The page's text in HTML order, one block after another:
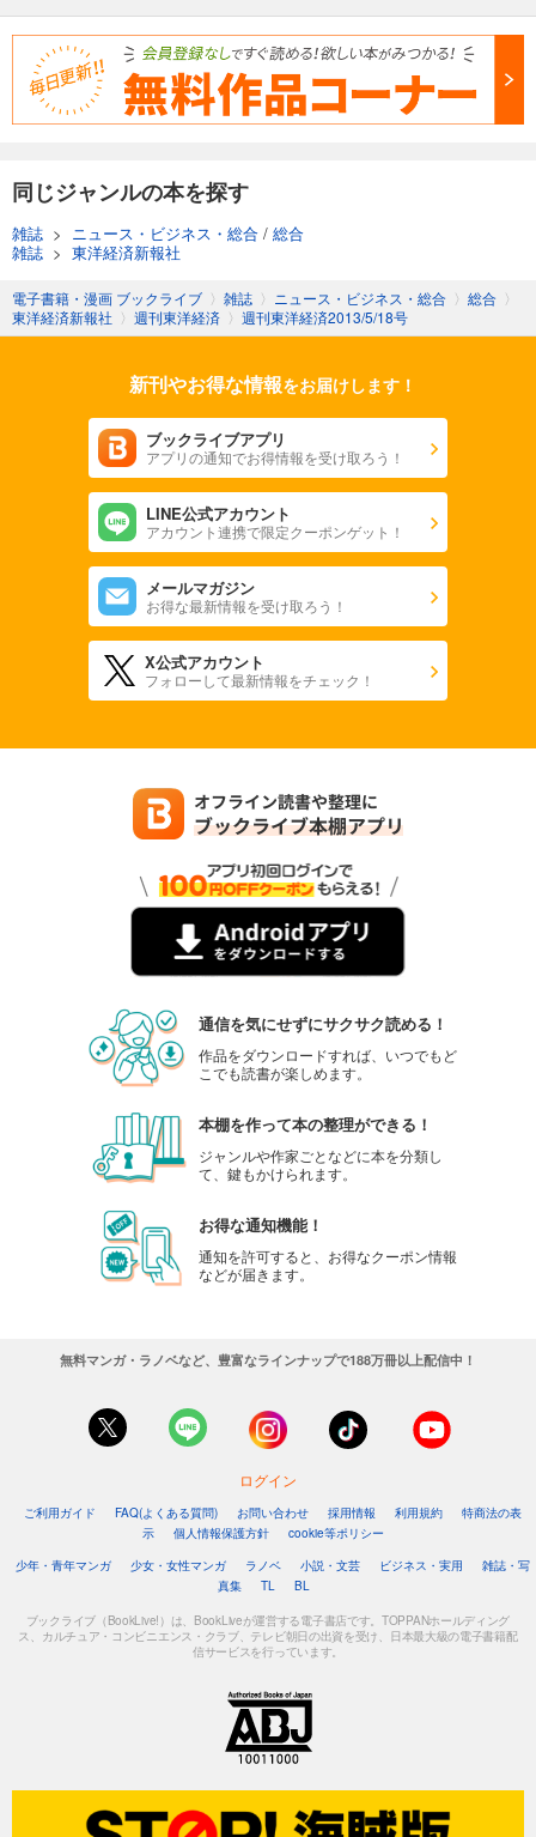
試し読み
あらすじを表示する
週刊東洋経済 2025/11/8号
あらすじを表示する
週刊東洋経済 2025/11/1号
880円 (税込)
カート
あらすじを表示する
週刊東洋経済 2025/10/25号
880円 (税込)
あらすじを表示する
週刊東洋経済 2025年10/11・10/18合併号
880円 (税込)
週刊東洋経済 2025年9/27・10/4合併号
880円 (税込)
あらすじを表示する
週刊東洋経済 2025年9/13・20合併号
880
円 (税込)
週刊東洋経済 2025/9/6号
880円 (税込)
試し読み
あらすじを表示する
880 円 (税込)
カート
試し読み
あらすじを表示する
週刊東洋経済 2025/8/23号
880 円 (税込)
あらすじを表示する
週刊東洋経済 2025/8/9-16合併号
週刊東洋経済 2025/8/2号
同じジャンルの本を探す
雑誌 > ニュース・ビジネス・総合 / 総合
雑誌 > 東洋経済新報社
電子書籍・漫画 ブックライブ 〉 雑誌 〉 ニュース・ビジネス・総合 〉 総合 〉
東洋経済新報社 〉 週刊東洋経済 〉 週刊東洋経済2013/5/18号
新刊やお得な情報をお届けします！
ブックライブアプリ
アプリの通知でお得情報を受け取ろう！
LINE公式アカウント
アカウント連携で限定クーポンゲット！
メールマガジン
お得な最新情報を受け取ろう！
X公式アカウント
フォローして最新情報をチェック！
通信を気にせずにサクサク読める！
作品をダウンロードすれば、いつでもど
こでも読書が楽しめます。
本棚を作って本の整理ができる！
ジャンルや作家ごとなどに本を分類し
て、鍵もかけられます。
お得な通知機能！
通知を許可すると、お得なクーポン情報
などが届きます。
無料マンガ・ラノベなど、豊富なラインナップで188万冊以上配信中！
ログイン
ご利用ガイド FAQ(よくある質問) お問い合わせ 採用情報 利用規約
特商法の表
示
個人情報保護方針
cookie等ポリシー
少年・青年マンガ
少女・女性マンガ ラノベ 小説・文芸 ビジネス・実用
雑誌・写
真集
TL BL
ブックライブ（BookLive!）は、BookLiveが運営する電子書店です。TOPPANホールディング
ス、カルチュア・コンビニエンス・クラブ、テレビ朝日の出資を受け、日本最大級の電子書籍配
信サービスを行っています。